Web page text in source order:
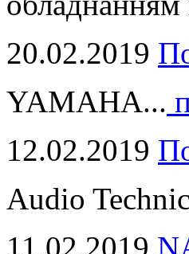
20.02.2019
YAMAHA...
12.02.2019
Audio
11.02.2019